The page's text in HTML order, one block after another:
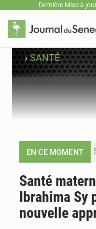
Dernière Mise à
›SANTÉ
EN CE MOMENT
Santé
Ibrahima Sy
nouvelle